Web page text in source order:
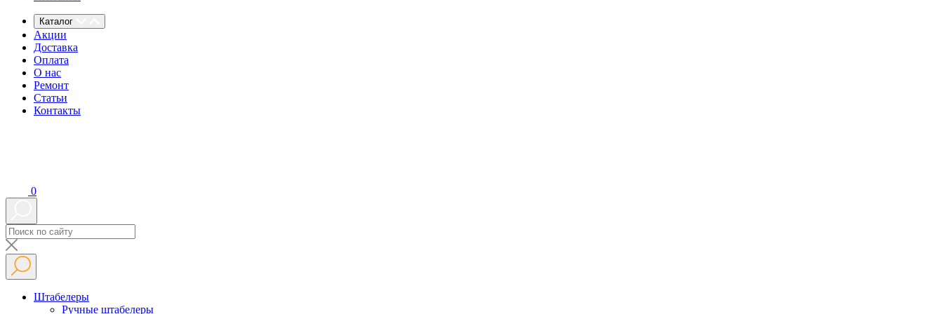
Каталог
Акции
Доставка
Оплата
О нас
Ремонт
Статьи
Контакты
0
Штабелеры
Ручные штабелеры